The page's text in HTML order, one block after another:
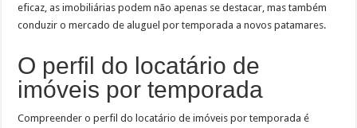
eficaz, as imobiliárias podem não apenas se destacar, mas também
conduzir o mercado de aluguel por temporada a novos patamares.
O perfil do locatário de
imóveis por temporada
Compreender o perfil do locatário de imóveis por temporada é